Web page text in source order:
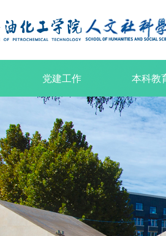
党建工作 本科教